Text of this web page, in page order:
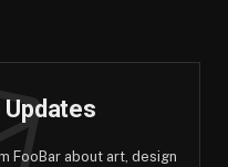
FooBar about art, design